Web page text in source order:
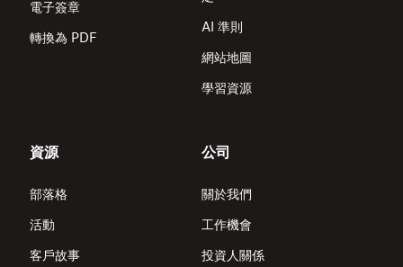
電子簽章
轉換為 PDF
AI 準則
網站地圖
學習資源
資源
部落格
活動
客戶故事
公司
關於我們
工作機會
投資人關係